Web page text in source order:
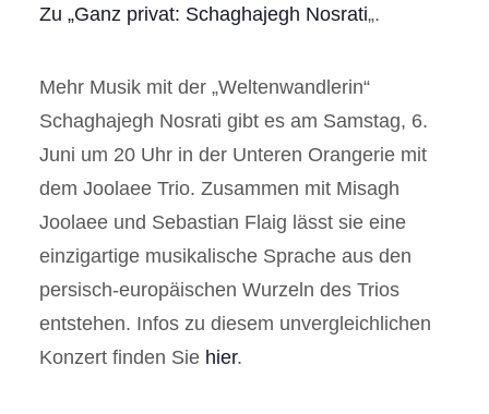
Zu „Ganz privat: Schaghajegh Nosrati„.
Mehr Musik mit der „Weltenwandlerin“
Schaghajegh Nosrati gibt es am Samstag, 6.
Juni um 20 Uhr in der Unteren Orangerie mit
dem Joolaee Trio. Zusammen mit Misagh
Joolaee und Sebastian Flaig lässt sie eine
einzigartige musikalische Sprache aus den
persisch-europäischen Wurzeln des Trios
entstehen. Infos zu diesem unvergleichlichen
Konzert finden Sie hier.